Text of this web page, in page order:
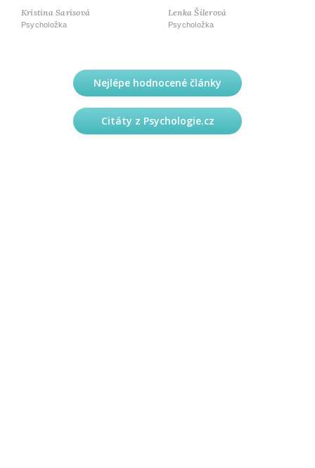
Kristina Sarisová
Psycholožka
Lenka Šilerová
Psycholožka
Nejlépe hodnocené články
Citáty z Psychologie.cz